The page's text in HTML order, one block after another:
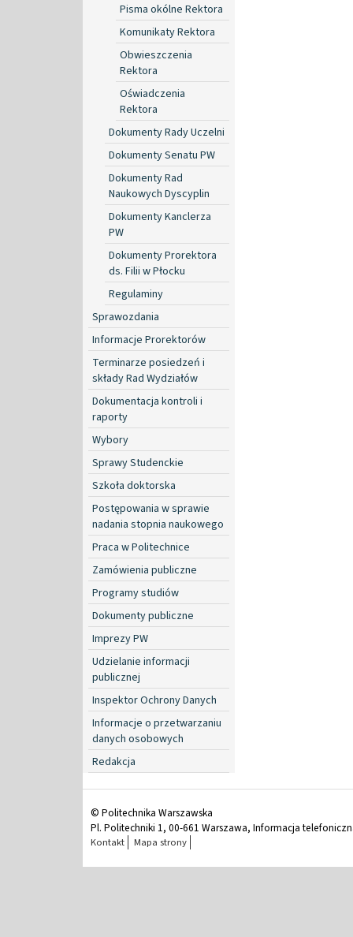
Pisma okólne Rektora
Komunikaty Rektora
Obwieszczenia
Rektora
Oświadczenia
Rektora
Dokumenty Rady Uczelni
Dokumenty Senatu PW
Dokumenty Rad
Naukowych Dyscyplin
Dokumenty Kanclerza
PW
Dokumenty Prorektora
ds. Filii w Płocku
Regulaminy
Sprawozdania
Informacje Prorektorów
Terminarze posiedzeń i
składy Rad Wydziałów
Dokumentacja kontroli i
raporty
Wybory
Sprawy Studenckie
Szkoła doktorska
Postępowania w sprawie
nadania stopnia naukowego
Praca w Politechnice
Zamówienia publiczne
Programy studiów
Dokumenty publiczne
Imprezy PW
Udzielanie informacji
publicznej
Inspektor Ochrony Danych
Informacje o przetwarzaniu
danych osobowych
Redakcja
© Politechnika Warszawska
Pl. Politechniki 1, 00-661 Warszawa, Informacja
Kontakt Mapa strony